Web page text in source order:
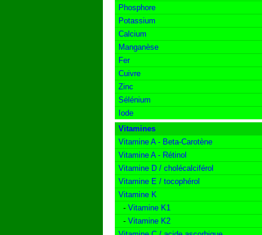
Phosphore
Potassium
Calcium
Manganèse
Fer
Cuivre
Zinc
Sélénium
Iode
Vitamines
Vitamine A - Beta-Carotène
Vitamine A - Rétinol
Vitamine D / cholécalciférol
Vitamine E / tocophérol
Vitamine K
- Vitamine K1
- Vitamine K2